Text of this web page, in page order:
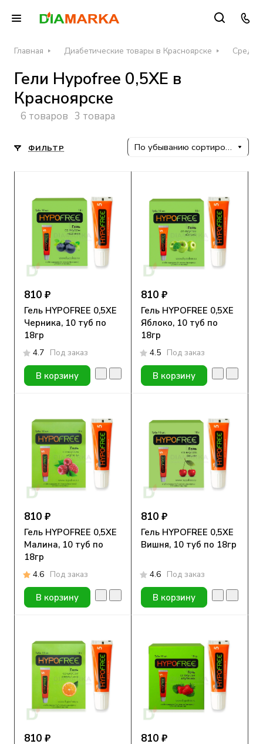
Главная Диабетические товары в Красноярске
Гели Hypofree 0,5ХЕ в
Красноярске
6 товаров 3 товара
ФИЛЬТР По убыванию сортировки
810 ₽
Гель HYPOFREE 0,5ХЕ
Черника, 10 туб по
18гр
4.7 Под заказ
В корзину
810 ₽
Гель HYPOFREE 0,5ХЕ
Яблоко, 10 туб по
18гр
4.5 Под заказ
В корзину
810 ₽
Гель HYPOFREE 0,5ХЕ
Малина, 10 туб по
18гр
4.6 Под заказ
В корзину
810 ₽
Гель HYPOFREE 0,5ХЕ
Вишня, 10 туб по 18гр
4.6 Под заказ
В корзину
810 ₽ 810 ₽